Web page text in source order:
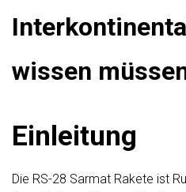
wissen
Einleitung
Die RS-28 Sarmat Rakete ist